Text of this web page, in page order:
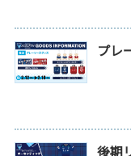
プレ
後期